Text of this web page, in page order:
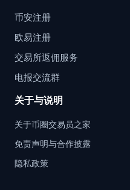
币安注册
欧易注册
交易所返佣服务
电报交流群
关于与说明
关于币圈交易员之家
免责声明与合作披露
隐私政策